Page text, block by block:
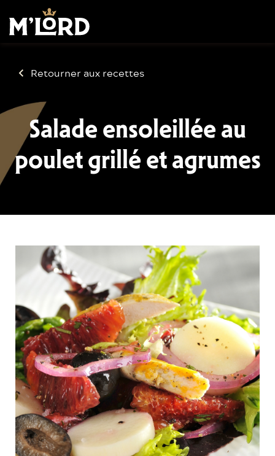
Retourner aux recettes
Salade ensoleillée au
poulet grillé et agrumes